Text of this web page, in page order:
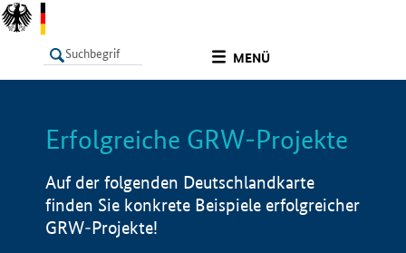
MENÜ
LISTE Info
Erfolgreiche GRW-Projekte
Auf der folgenden Deutschlandkarte
finden Sie konkrete Beispiele erfolgreicher
GRW-Projekte!